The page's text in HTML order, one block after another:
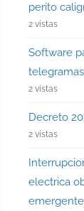
perito
2 vistas
Software
2 vistas
Decreto
2 vistas
electrica